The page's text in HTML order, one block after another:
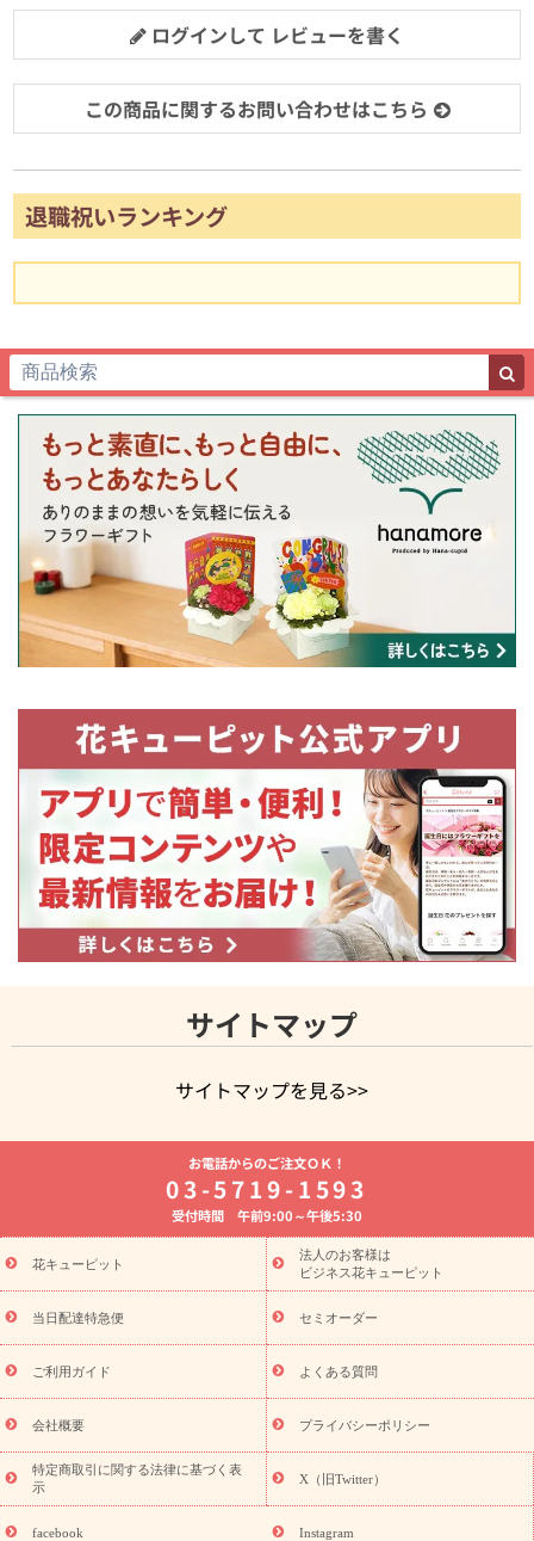
ログインして レビューを書く
この商品に関するお問い合わせはこちら
退職祝いランキング
サイトマップ
サイトマップを見る>>
よく贈られる花
お祝いの花特集
誕生日フラワーギフト特集
8月の誕生花(トルコキキョウ)
開店・開業祝い
お供え・お悔やみ お供え・お悔やみの花
通夜・葬儀に贈る花 胡蝶蘭・花鉢
ーブドフラワー
季節のイベント
ひまわり ギフト・プレゼント
特集
お盆 花（新盆・初盆） 季節のイベント
お盆 花（新
盆・初盆）
お盆 花（新盆・初盆）
お盆・お供え 花とセットギ
フト
お盆・お供え プリザーブドフラワー
ひまわり ギフト・プ
レゼント特集
夏の花贈り・お中元・暑中見舞い 花のギフト特集
敬老の日におくる花ギフト・プレゼント特集
花ギフト・プレゼント特集
敬老の日 花のおすすめランキング
敬
老の日 花鉢植えのギフト・プレゼント特集
敬老の日 花とセットギ
フト・プレゼント特集
敬老の日の花 全てのギフト一覧
キャン
ペーン
映画『ウォーターガーディアンズ』コラボキャンペーン
「きょう誕生日なんです」キャンペーン
誕生日の花を探す
誕生日フラワーギフト 誕生日フラワーギフト特集
お電話からのご注文ＯＫ！
03-5719-1593
受付時間 午前9:00～午後5:30
花キューピット
法人のお客様は
ビジネス花キューピット
当日配達特急便 セミオーダー
ご利用ガイド よくある質問
会社概要 プライバシーポリシー
特定商取引に関する法律に基づく表
示
X（旧Twitter）
facebook Instagram